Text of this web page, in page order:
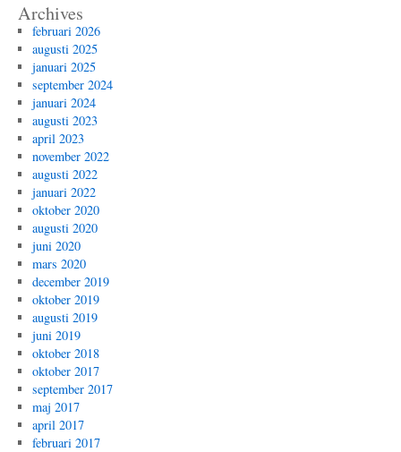
Archives
februari 2026
augusti 2025
januari 2025
september 2024
januari 2024
augusti 2023
april 2023
november 2022
augusti 2022
januari 2022
oktober 2020
augusti 2020
juni 2020
mars 2020
december 2019
oktober 2019
augusti 2019
juni 2019
oktober 2018
oktober 2017
september 2017
maj 2017
april 2017
februari 2017